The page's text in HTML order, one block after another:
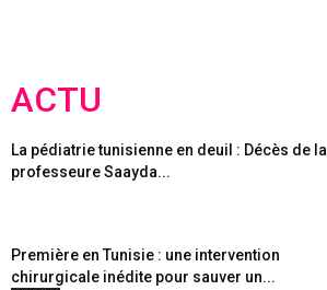
ACTU
La pédiatrie tunisienne en deuil : Décès de la
professeure Saayda...
Première en Tunisie : une intervention
chirurgicale inédite pour sauver un...